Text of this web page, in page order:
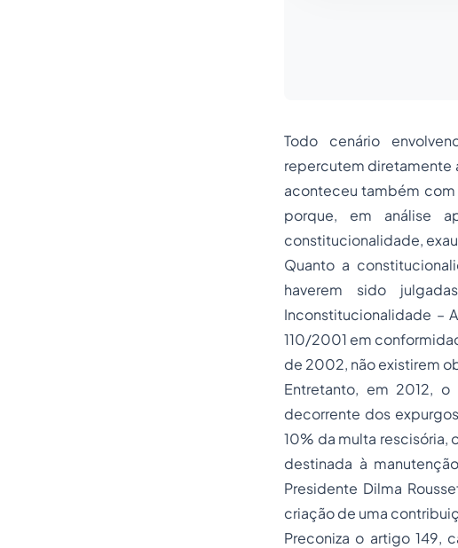
Todo cenário
repercutem diretamente
aconteceu também
porque, em análise
constitucionalidade,
Quanto a
haverem sido
Inconstitucionalidade –
110/2001 em
de 2002, não existirem
Entretanto, em 2012,
decorrente dos
10% da multa rescisória,
destinada à
Presidente Dilma
criação de uma
Preconiza o artigo 149,